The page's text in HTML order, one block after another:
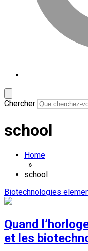
Chercher
school
Home
»
school
Biotechnologies
Quand
et les